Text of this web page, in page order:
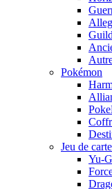
Pokémon
Jeu de
Yu-